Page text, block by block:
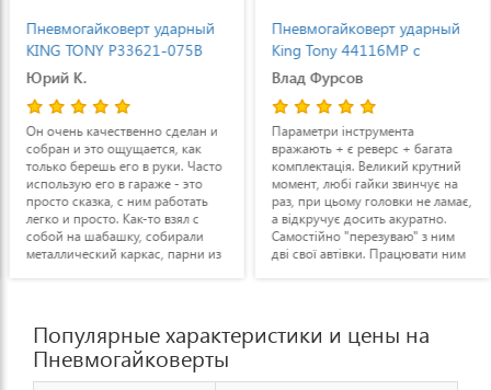
Пневмогайковерт ударный
KING TONY P33621-075B
3/4" с набором головок
(P33621-075B)
Юрий К.
Он очень качественно сделан и
собран и это ощущается, как
только берешь его в руки. Часто
использую его в гараже - это
просто сказка, с ним работать
легко и просто. Как-то взял с
собой на шабашку, собирали
металлический каркас, парни из
Пневмогайковерт ударный
King Tony 44116MP с
набором головок (44116MP)
Влад Фурсов
Параметри інструмента
вражають + є реверс + багата
комплектація. Великий крутний
момент, любі гайки звинчує на
раз, при цьому головки не ламає,
а відкручує досить акуратно.
Самостійно "перезуваю" з ним
дві свої автівки. Працювати ним
Популярные характеристики и цены на
Пневмогайковерты